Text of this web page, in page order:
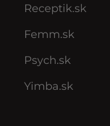
Receptik.sk
Femm.sk
Psych.sk
Yimba.sk